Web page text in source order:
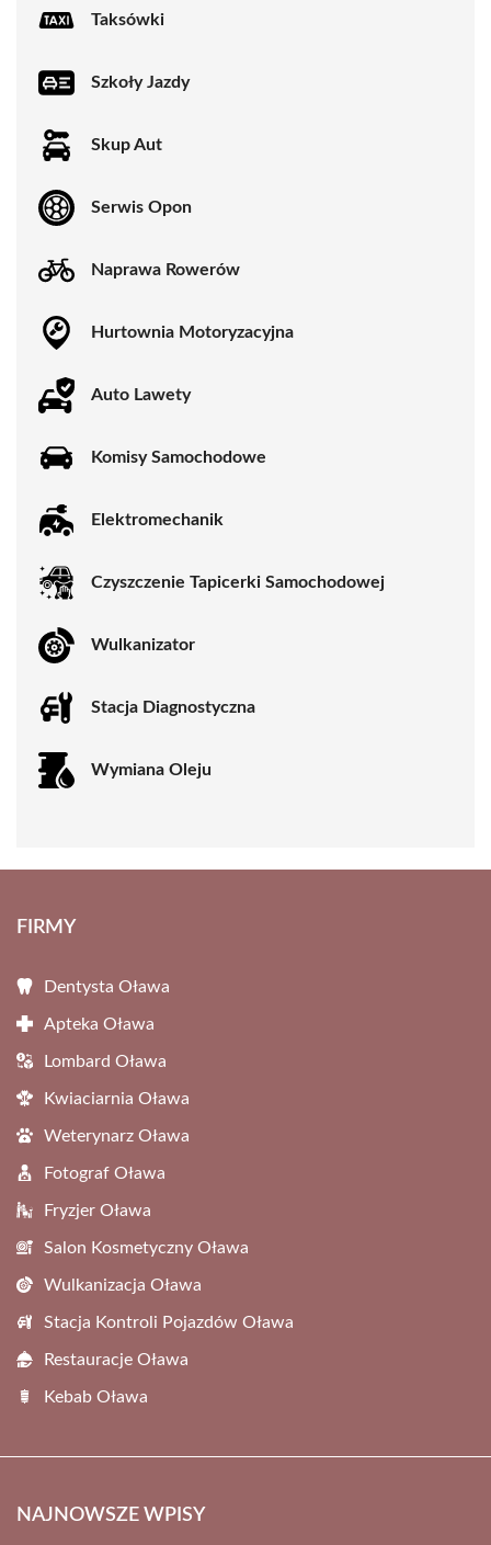
Taksówki
Szkoły Jazdy
Skup Aut
Serwis Opon
Naprawa Rowerów
Hurtownia Motoryzacyjna
Auto Lawety
Komisy Samochodowe
Elektromechanik
Czyszczenie Tapicerki Samochodowej
Wulkanizator
Stacja Diagnostyczna
Wymiana Oleju
FIRMY
Dentysta Oława
Apteka Oława
Lombard Oława
Kwiaciarnia Oława
Weterynarz Oława
Fotograf Oława
Fryzjer Oława
Salon Kosmetyczny Oława
Wulkanizacja Oława
Stacja Kontroli Pojazdów Oława
Restauracje Oława
Kebab Oława
NAJNOWSZE WPISY